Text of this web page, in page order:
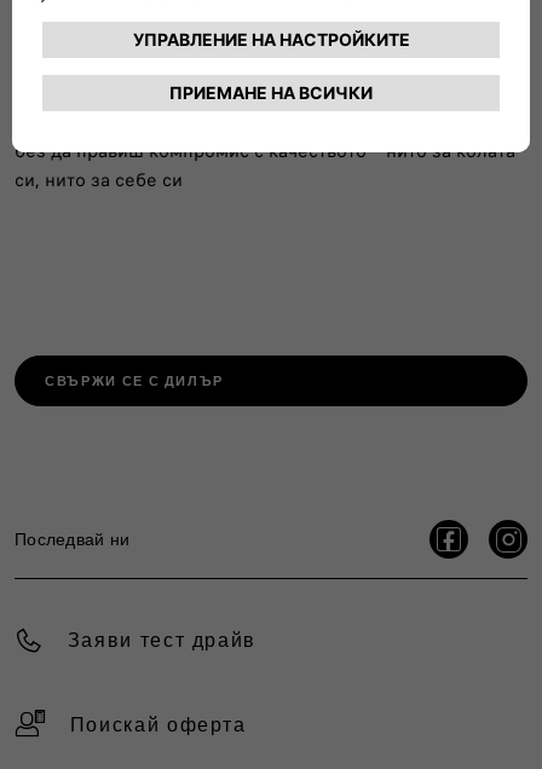
20 оторизирани сервиза на FIAT
Няма значение откъде е купен автомобилът ти –
обслужването е достъпно за всички
без да правиш компромис с качеството – нито за колата
си, нито за себе си
СВЪРЖИ СЕ С ДИЛЪР
Последвай ни
Заяви тест драйв
Поискай оферта